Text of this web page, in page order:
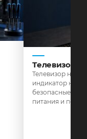
Телевизор
Телевизор не
индикатор не
безопасные
питания и